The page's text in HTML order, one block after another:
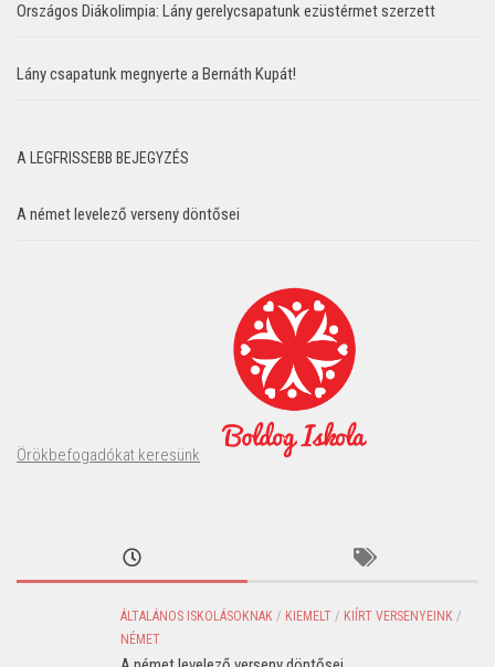
Országos Diákolimpia: Lány gerelycsapatunk ezüstérmet szerzett
Lány csapatunk megnyerte a Bernáth Kupát!
A LEGFRISSEBB BEJEGYZÉS
A német levelező verseny döntősei
Örökbefogadókat keresünk
ÁLTALÁNOS ISKOLÁSOKNAK / KIEMELT / KIÍRT VERSENYEINK /
NÉMET